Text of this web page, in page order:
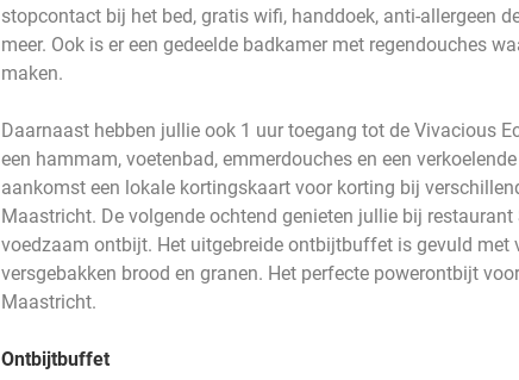
stopcontact bij het bed, gratis wifi, handdoek, anti-allergeen
meer. Ook is er een gedeelde badkamer met regendouches
maken.
Daarnaast hebben jullie ook 1 uur toegang tot de Vivacious
een hammam, voetenbad, emmerdouches en een
aankomst een lokale kortingskaart voor korting bij
Maastricht. De volgende ochtend genieten jullie bij restaurant
voedzaam ontbijt. Het uitgebreide ontbijtbuffet is gevuld met
versgebakken brood en granen. Het perfecte powerontbijt
Maastricht.
Ontbijtbuffet